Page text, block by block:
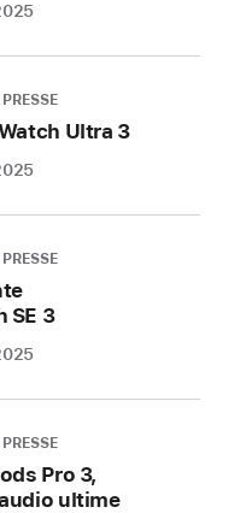
Ultra 3
SE 3
Pro 3,
ultime